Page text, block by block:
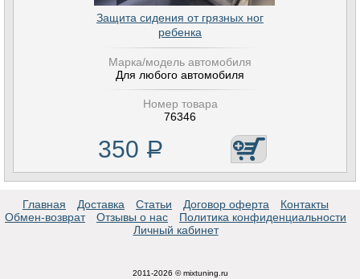
Защита сидения от грязных ног
ребенка
Марка/модель автомобиля
Для любого автомобиля
Номер товара
76346
350 Р
Главная Доставка Статьи Договор оферта
Контакты
Обмен-возврат
Отзывы о нас
Политика конфиденциальности
Личный кабинет
2011-2026 © mixtuning.ru